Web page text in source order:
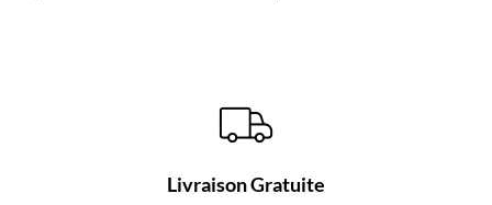
Livraison Gratuite